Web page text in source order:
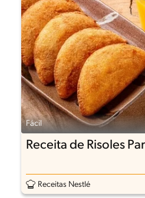
Fácil
Receita de Risoles
Receitas Nestlé